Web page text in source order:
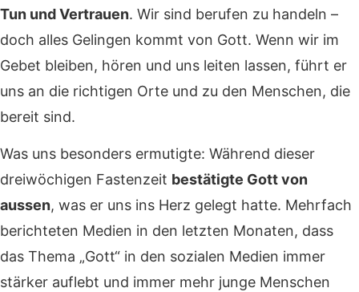
Tun und Vertrauen. Wir sind berufen zu handeln –
doch alles Gelingen kommt von Gott. Wenn wir im
Gebet bleiben, hören und uns leiten lassen, führt er
uns an die richtigen Orte und zu den Menschen, die
bereit sind.
Was uns besonders ermutigte: Während dieser
dreiwöchigen Fastenzeit bestätigte Gott von
aussen, was er uns ins Herz gelegt hatte. Mehrfach
berichteten Medien in den letzten Monaten, dass
das Thema „Gott“ in den sozialen Medien immer
stärker auflebt und immer mehr junge Menschen